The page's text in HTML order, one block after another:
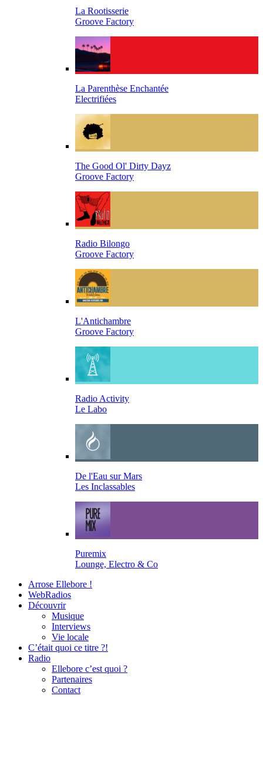
La Rootisserie
Groove Factory
La Parenthèse Enchantée
Electrifiées
The Good Ol' Dirty Dayz
Groove Factory
Radio Bilongo
Groove Factory
L'Antichambre
Groove Factory
Radio Activity
Le Labo
De l'Eau sur Mars
Les Inclassables
Puremix
Lounge, Electro & Co
Arrose Ellebore !
WebRadios
Découvrir
Musique
Interviews
Vie locale
C’était quoi ce titre ?!
Radio
Ellebore c’est quoi ?
Partenaires
Contact